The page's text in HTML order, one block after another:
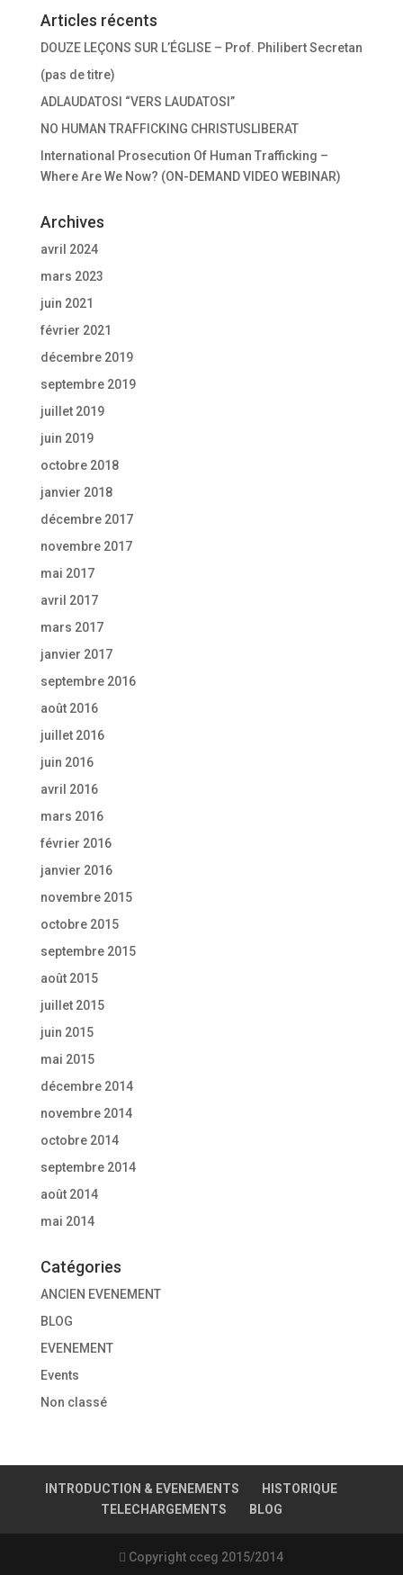
)
Articles récents
DOUZE LEÇONS SUR L’ÉGLISE – Prof. Philibert Secretan
(pas de titre)
ADLAUDATOSI “VERS LAUDATOSI”
NO HUMAN TRAFFICKING CHRISTUSLIBERAT
International Prosecution Of Human Trafficking –
Where Are We Now? (ON-DEMAND VIDEO WEBINAR)
Archives
avril 2024
mars 2023
juin 2021
février 2021
décembre 2019
septembre 2019
juillet 2019
juin 2019
octobre 2018
janvier 2018
décembre 2017
novembre 2017
mai 2017
avril 2017
mars 2017
janvier 2017
septembre 2016
août 2016
juillet 2016
juin 2016
avril 2016
mars 2016
février 2016
janvier 2016
novembre 2015
octobre 2015
septembre 2015
août 2015
juillet 2015
juin 2015
mai 2015
décembre 2014
novembre 2014
octobre 2014
septembre 2014
août 2014
mai 2014
Catégories
ANCIEN EVENEMENT
BLOG
EVENEMENT
Events
Non classé
INTRODUCTION & EVENEMENTS
HISTORIQUE
TELECHARGEMENTS
BLOG
 Copyright cceg 2015/2014